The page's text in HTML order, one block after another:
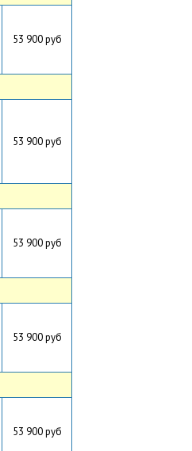
53 900 руб
53 900 руб
53 900 руб
53 900 руб
53 900 руб